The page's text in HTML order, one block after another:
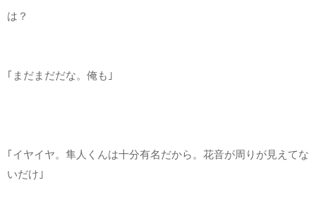
は？
｢まだまだだな。俺も｣
｢イヤイヤ。隼人くんは十分有名だから。花音が周りが見えてな
いだけ｣